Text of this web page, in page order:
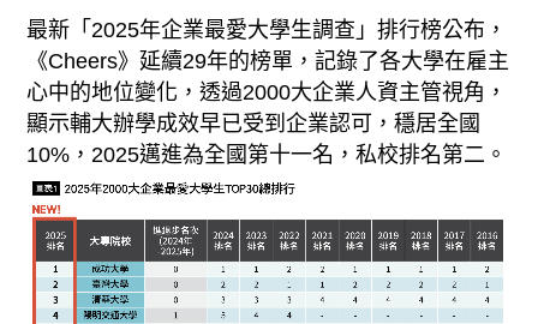
最新「2025年企業最愛大學生調查」排行榜公布，
《Cheers》延續29年的榜單，記錄了各大學在雇主
心中的地位變化，透過2000大企業人資主管視角，
顯示輔大辦學成效早已受到企業認可，穩居全國
10%，2025邁進為全國第十一名，私校排名第二。